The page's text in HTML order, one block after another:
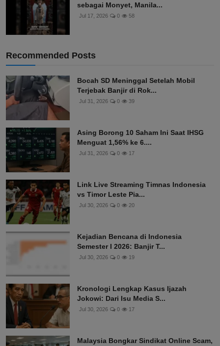
sebagai Monyet, Manila...
Jul 17, 2026 0 58
Recommended Posts
Bocah SD Meninggal Setelah Mobil
Terjebak Banjir di Rok...
Jul 31, 2026 0 39
Asing Borong 10 Saham Ini Saat IHSG
Menguat 1,56% ke 6....
Jul 31, 2026 0 17
Link Live Streaming Timnas Indonesia
vs Timor Leste Pia...
Jul 30, 2026 0 20
Kejadian Bencana di Indonesia
Semester I 2026: Banjir T...
Jul 30, 2026 0 19
Kronologi Lengkap Kasus Ijazah
Jokowi: Dari Isu Media S...
Jul 30, 2026 0 17
Malaysia Bongkar Sindikat Online Scam,